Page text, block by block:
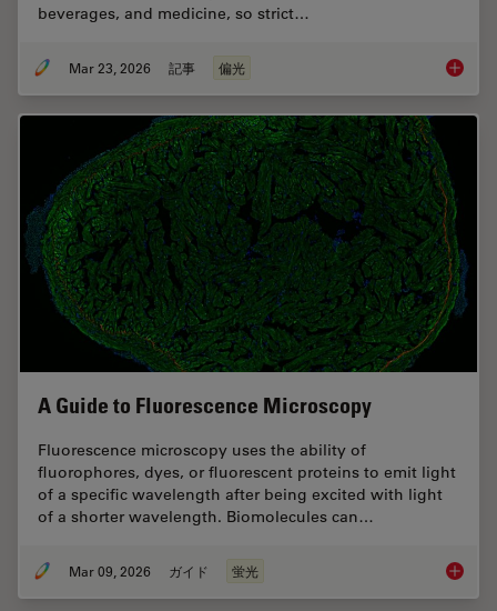
beverages, and medicine, so strict…
Mar 23, 2026 記事 偏光
A Guide to Fluorescence Microscopy
Fluorescence microscopy uses the ability of
fluorophores, dyes, or fluorescent proteins to emit light
of a specific wavelength after being excited with light
of a shorter wavelength. Biomolecules can…
Mar 09, 2026 ガイド 蛍光 A